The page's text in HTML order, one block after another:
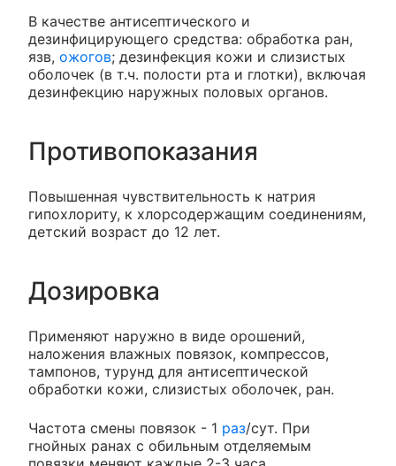
В качестве антисептического и
дезинфицирующего средства: обработка ран,
язв, ожогов; дезинфекция кожи и слизистых
оболочек (в т.ч. полости рта и глотки), включая
дезинфекцию наружных половых органов.
Противопоказания
Повышенная чувствительность к натрия
гипохлориту, к хлорсодержащим соединениям,
детский возраст до 12 лет.
Дозировка
Применяют наружно в виде орошений,
наложения влажных повязок, компрессов,
тампонов, турунд для антисептической
обработки кожи, слизистых оболочек, ран.
Частота смены повязок - 1 раз/сут. При
гнойных ранах с обильным отделяемым